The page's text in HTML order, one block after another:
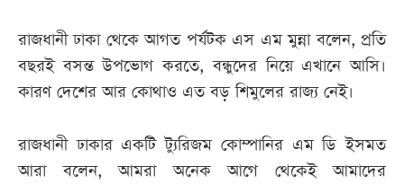
রাজধানী ঢাকা থেকে আগত পর্যটক এস এম মুন্না বলেন, প্রতি
বছরই বসন্ত উপভোগ করতে, বন্ধুদের নিয়ে এখানে আসি।
কারণ দেশের আর কোথাও এত বড় শিমুলের রাজ্য নেই।
রাজধানী ঢাকার একটি ট্যুরিজম কোম্পানির এম ডি ইসমত
আরা বলেন, আমরা অনেক আগে থেকেই আমাদের